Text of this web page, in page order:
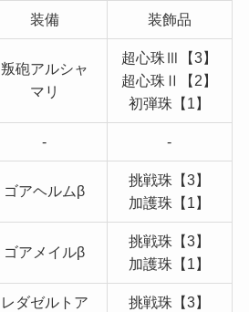
装備 装飾品
叛砲アルシャ
マリ
超心珠Ⅲ【3】
超心珠Ⅱ【2】
初弾珠【1】
- -
ゴアヘルムβ
挑戦珠【3】
加護珠【1】
ゴアメイルβ
挑戦珠【3】
加護珠【1】
レダゼルトア
挑戦珠【3】